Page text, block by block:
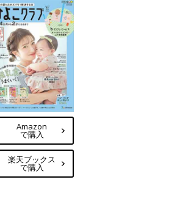
Amazon
で購入
楽天ブックス
で購入